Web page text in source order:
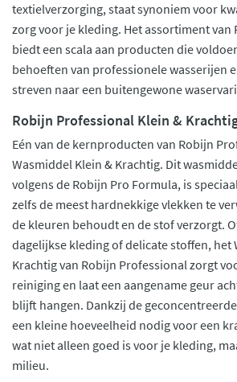
textielverzorging, staat synoniem voor
zorg voor je kleding. Het assortiment
biedt een scala aan producten die
behoeften van professionele wasserijen
streven naar een buitengewone
Robijn Professional Klein &
Eén van de kernproducten van Robijn
Wasmiddel Klein & Krachtig. Dit
volgens de Robijn Pro Formula, is
zelfs de meest hardnekkige vlekken te
de kleuren behoudt en de stof verzorgt.
dagelijkse kleding of delicate stoffen, het
Krachtig van Robijn Professional zorgt
reiniging en laat een aangename geur
blijft hangen. Dankzij de
een kleine hoeveelheid nodig voor een
wat niet alleen goed is voor je kleding,
milieu.